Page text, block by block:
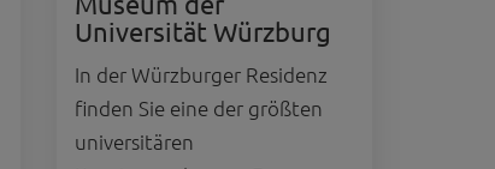
Universität Würzburg
In der Würzburger Residenz
finden Sie eine der größten
universitären